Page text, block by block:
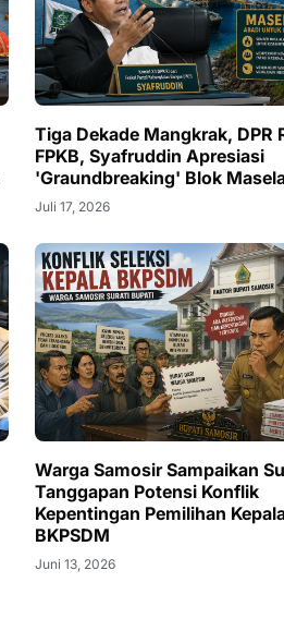
Tiga Dekade Mangkrak, DPR
FPKB, Syafruddin Apresiasi
'Graundbreaking' Blok
Juli 17, 2026
Warga Samosir Sampaikan
Tanggapan Potensi Konflik
Kepentingan Pemilihan
BKPSDM
Juni 13, 2026